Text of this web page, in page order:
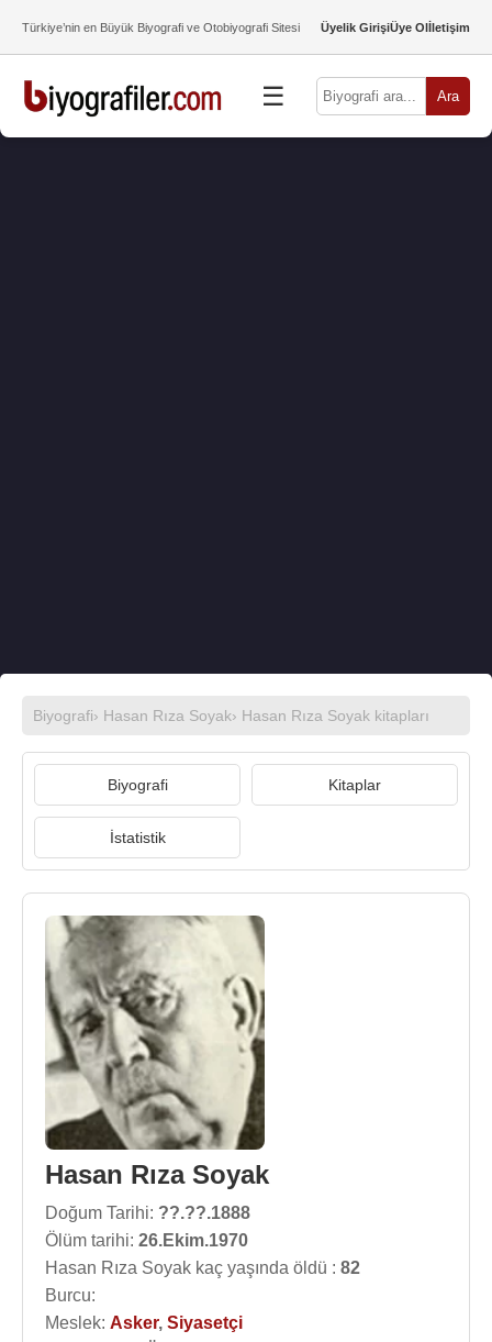
Türkiye’nin en Büyük Biyografi ve Otobiyografi Sitesi Üyelik GirişiÜye Olİletişim
☰ Ara
Biyografi› Hasan Rıza Soyak› Hasan Rıza Soyak kitapları
Biyografi Kitaplar
İstatistik
Hasan Rıza Soyak
Doğum Tarihi: ??.??.1888
Ölüm tarihi: 26.Ekim.1970
Hasan Rıza Soyak kaç yaşında öldü : 82
Burcu:
Meslek: Asker, Siyasetçi